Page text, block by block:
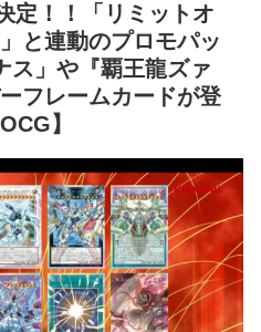
定！！「リミットオ
と連動のプロモパッ
ス」や『覇王龍ズァ
フレームカードが登
】